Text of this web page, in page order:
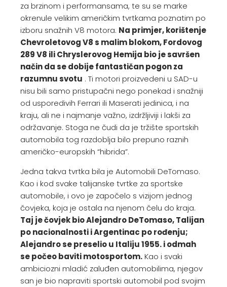
za brzinom i performansama, te su se marke
okrenule velikim američkim tvrtkama poznatim po
izboru snažnih V8 motora. Na primjer, korištenje
Chevroletovog V8 s malim blokom, Fordovog
289 V8 ili Chryslerovog Hemija bio je savršen
način da se dobije fantastičan pogon za
razumnu svotu . Ti motori proizvedeni u SAD-u
nisu bili samo pristupačni nego ponekad i snažniji
od usporedivih Ferrari ili Maserati jedinica, i na
kraju, ali ne i najmanje važno, izdržljiviji i lakši za
održavanje. Stoga ne čudi da je tržište sportskih
automobila tog razdoblja bilo prepuno raznih
američko-europskih “hibrida”.
Jedna takva tvrtka bila je Automobili DeTomaso.
Kao i kod svake talijanske tvrtke za sportske
automobile, i ovo je započelo s vizijom jednog
čovjeka, koja je ostala na njenom čelu do kraja.
Taj je čovjek bio Alejandro DeTomaso, Talijan
po nacionalnosti i Argentinac po rođenju;
Alejandro se preselio u Italiju 1955. i odmah
se počeo baviti motosportom.Kao i svaki
ambiciozni mladić zaluđen automobilima, njegov
san je bio napraviti sportski automobil pod svojim